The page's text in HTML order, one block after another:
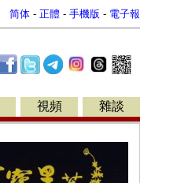
简体 - 正體 - 手機版 - 電子報
視頻 雜談